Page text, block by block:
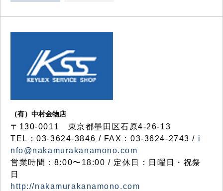
（有）中村金物店
〒130-0011 東京都墨田区石原4-26-13
TEL：03-3624-3846 / FAX：03-3624-2743 / i
nfo@nakamurakanamono.com
営業時間：8:00〜18:00 / 定休日：日曜日・祝祭
日
http://nakamurakanamono.com